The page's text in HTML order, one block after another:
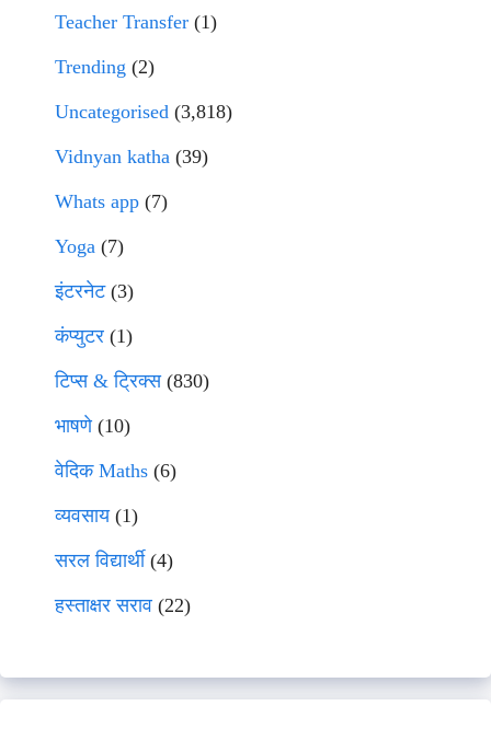
Teacher Transfer (1)
Trending (2)
Uncategorised (3,818)
Vidnyan katha (39)
Whats app (7)
Yoga (7)
इंटरनेट(3)
कंप्युटर (1)
टिप्स & ट्रिक्स(830)
भाषणे(10)
वेदिक Maths (6)
व्यवसाय(1)
सरल विद्यार्थी(4)
हस्ताक्षर सराव (22)